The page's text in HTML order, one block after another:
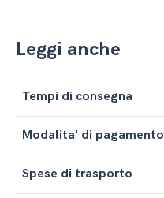
Leggi anche
Tempi di consegna
Modalita' di pagamento
Spese di trasporto